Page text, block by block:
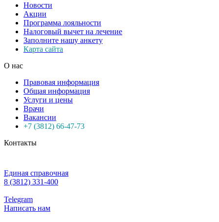
Новости
Акции
Программа лояльности
Налоговый вычет на лечение
Заполните нашу анкету
Карта сайта
О нас
Правовая информация
Общая информация
Услуги и цены
Врачи
Вакансии
+7 (3812) 66-47-73
Контакты
Единая справочная
8 (3812) 331-400
Telegram
Написать нам